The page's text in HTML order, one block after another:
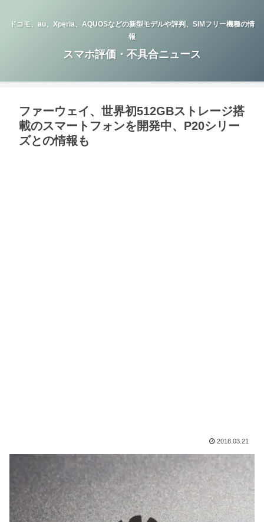
ドコモ、au、Xperia、AQUOSなどの新型モデルや評判、SIMフリー機種の情
報
スマホ評価・不具合ニュース
ファーウェイ、世界初512GBストレージ搭
載のスマートフォンを開発中、P20シリー
ズとの情報も
2018.03.21